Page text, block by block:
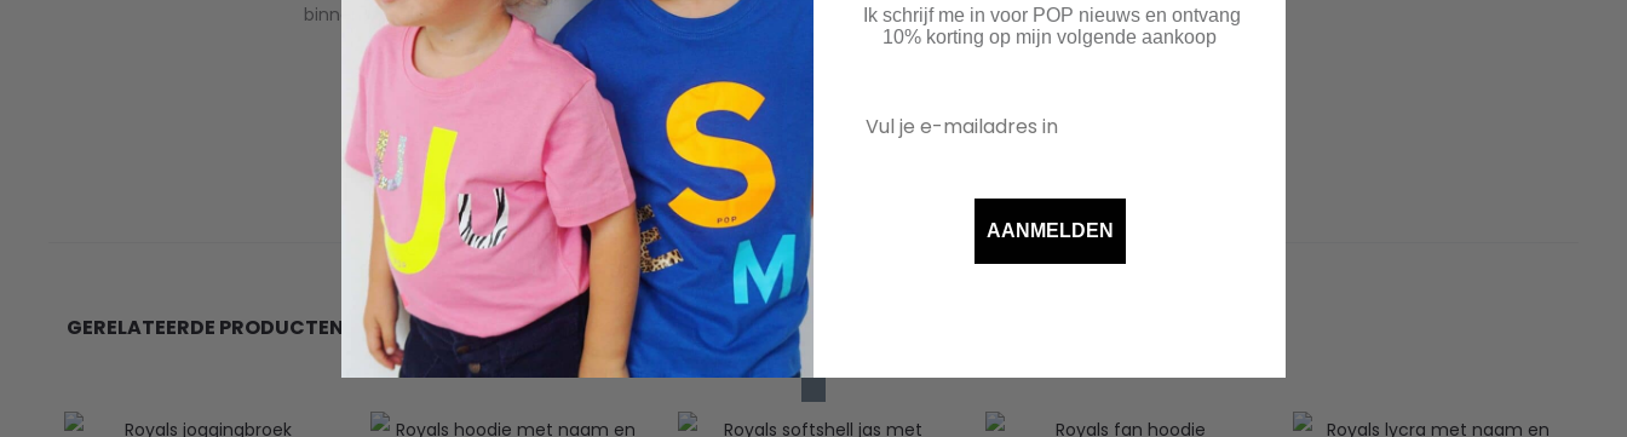
binnenstebuiten met een theedoek
eroverheen
GERELATEERDE PRODUCTEN
Ik schrijf me in voor POP nieuws en ontvang
10% korting op mijn volgende aankoop
AANMELDEN